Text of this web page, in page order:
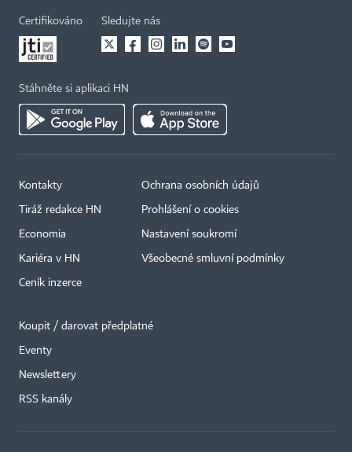
Certifikováno Sledujte nás
Stáhněte si aplikaci HN
Kontakty
Tiráž redakce HN
Economia
Kariéra v HN
Ceník inzerce
Ochrana osobních údajů
Prohlášení o cookies
Nastavení soukromí
Všeobecné smluvní podmínky
Koupit / darovat předplatné
Eventy
Newslettery
RSS kanály